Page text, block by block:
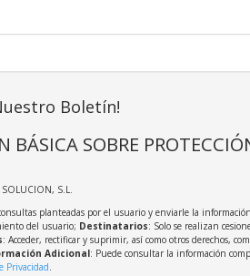
Boletín!
BÁSICA SOBRE
S.L.
planteadas por el usuario y enviarle la
del usuario; Destinatarios: Solo se realizan
: Acceder, rectificar y suprimir, así como otros derechos,
Adicional: Puede consultar la información
Privacidad.